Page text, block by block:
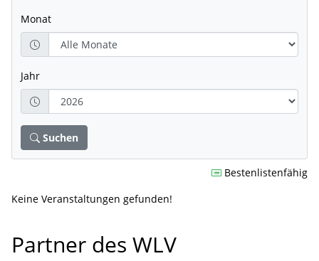
Monat
Jahr
Suchen
Bestenlistenfähig
Keine Veranstaltungen gefunden!
Partner des WLV